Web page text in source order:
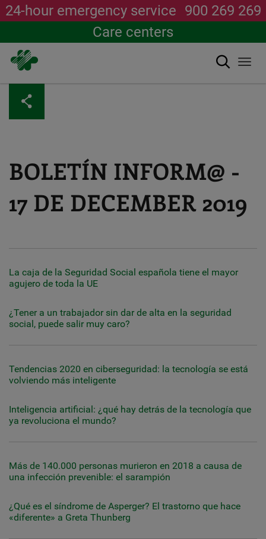
content
24-hour emergency service 900 269 269
Care centers
Search
BOLETÍN INFORM@ -
17 DE DECEMBER 2019
La caja de la Seguridad Social española tiene el mayor
agujero de toda la UE
¿Tener a un trabajador sin dar de alta en la seguridad
social, puede salir muy caro?
Tendencias 2020 en ciberseguridad: la tecnología se está
volviendo más inteligente
Inteligencia artificial: ¿qué hay detrás de la tecnología que
ya revoluciona el mundo?
Más de 140.000 personas murieron en 2018 a causa de
una infección prevenible: el sarampión
¿Qué es el síndrome de Asperger? El trastorno que hace
«diferente» a Greta Thunberg